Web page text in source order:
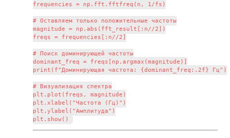
frequencies = np.fft.fftfreq(n, 1/fs)
# Оставляем только положительные частоты
magnitude = np.abs(fft_result[:n//2])
freqs = frequencies[:n//2]
# Поиск доминирующей частоты
dominant_freq = freqs[np.argmax(magnitude)]
print(f"Доминирующая частота: {dominant_freq:.2f} Гц")
# Визуализация спектра
plt.plot(freqs, magnitude)
plt.xlabel("Частота (Гц)")
plt.ylabel("Амплитуда")